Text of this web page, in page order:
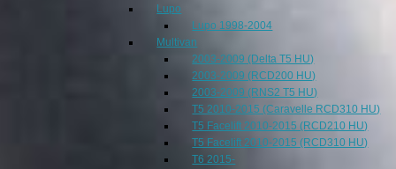
Lupo
Lupo 1998-2004
Multivan
2003-2009 (Delta T5 HU)
2003-2009 (RCD200 HU)
2003-2009 (RNS2 T5 HU)
T5 2010-2015 (Caravelle RCD310 HU)
T5 Facelift 2010-2015 (RCD210 HU)
T5 Facelift 2010-2015 (RCD310 HU)
T6 2015-